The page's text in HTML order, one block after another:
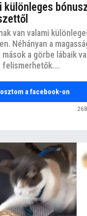
különleges
van valami
Néhányan a
a görbe lábaik
a facebook-on
268